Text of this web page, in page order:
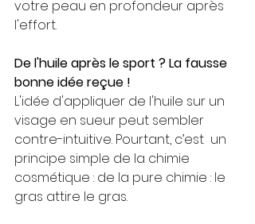
votre peau en profondeur après
l'effort.
De l'huile après le sport ? La fausse
bonne idée reçue !
L'idée d'appliquer de l'huile sur un
visage en sueur peut sembler
contre-intuitive. Pourtant, c’est  un
principe simple de la chimie
cosmétique : de la pure chimie : le
gras attire le gras.